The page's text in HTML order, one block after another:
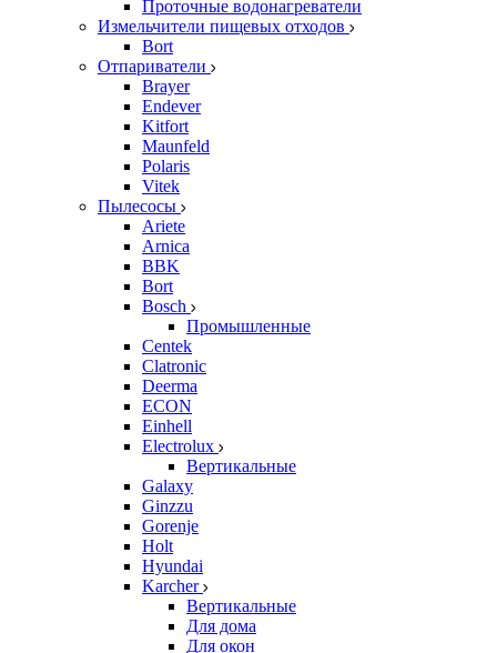
Проточные водонагреватели
Измельчители пищевых отходов
Bort
Отпариватели
Brayer
Endever
Kitfort
Maunfeld
Polaris
Vitek
Пылесосы
Ariete
Arnica
BBK
Bort
Bosch
Промышленные
Centek
Clatronic
Deerma
ECON
Einhell
Electrolux
Вертикальные
Galaxy
Ginzzu
Gorenje
Holt
Hyundai
Karcher
Вертикальные
Для дома
Для окон